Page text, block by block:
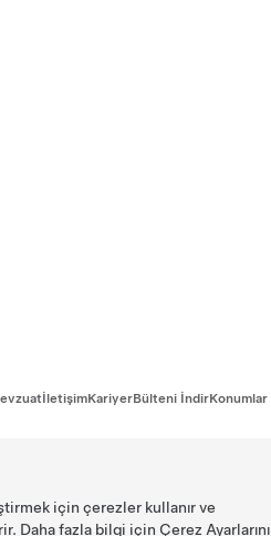
İletişimKariyerBülteni İndirKonumlar
için çerezler kullanır ve
Daha fazla bilgi için Çerez Ayarlarını